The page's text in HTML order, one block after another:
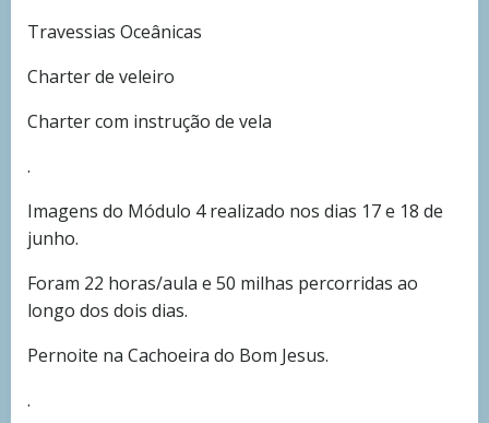
Travessias Oceânicas
Charter de veleiro
Charter com instrução de vela
.
Imagens do Módulo 4 realizado nos dias 17 e 18 de
junho.
Foram 22 horas/aula e 50 milhas percorridas ao
longo dos dois dias.
Pernoite na Cachoeira do Bom Jesus.
.